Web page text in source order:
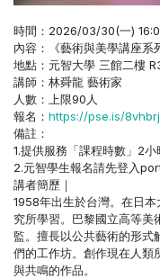
時間：2026/03/30(一)
內容：《藝術與美學講座系
地點：元智大學 三館二樓
講師：林舜龍 藝術家
人數：上限90人
報名： https://pse.is/8vhbrj
備註：
1.提供服務「課程時數」2小
2.元智學生報名請先登入
講者簡歷｜
1958年出生於台灣。在日
究所學習。巴黎國立高等美
監。擅長以公共藝術的形式
們的工作坊。創作現在人類
與共鳴的作品。